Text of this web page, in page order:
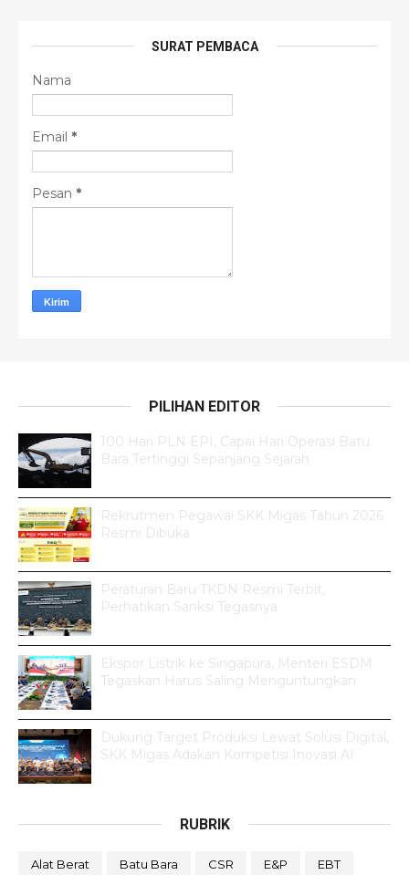
SURAT PEMBACA
Nama
Email *
Pesan *
PILIHAN EDITOR
100 Hari PLN EPI, Capai Hari Operasi Batu
Bara Tertinggi Sepanjang Sejarah
Rekrutmen Pegawai SKK Migas Tahun 2026
Resmi Dibuka
Peraturan Baru TKDN Resmi Terbit,
Perhatikan Sanksi Tegasnya
Ekspor Listrik ke Singapura, Menteri ESDM
Tegaskan Harus Saling Menguntungkan
Dukung Target Produksi Lewat Solusi Digital,
SKK Migas Adakan Kompetisi Inovasi AI
RUBRIK
Alat Berat Batu Bara CSR E&P EBT